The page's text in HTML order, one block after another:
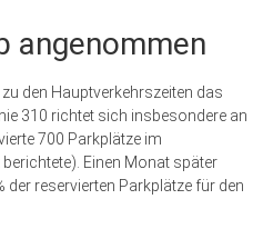
angenommen
den Hauptverkehrszeiten das
310 richtet sich insbesondere an
700 Parkplätze im
Einen Monat später
reservierten Parkplätze für den